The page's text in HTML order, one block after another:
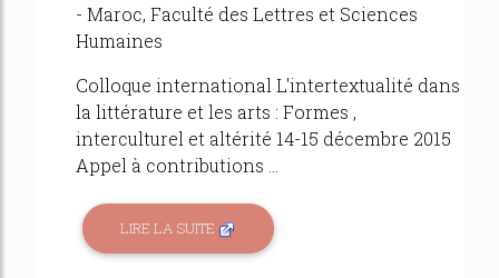
- Maroc, Faculté des Lettres et Sciences
Humaines
Colloque international L'intertextualité dans
la littérature et les arts : Formes ,
interculturel et altérité 14-15 décembre 2015
Appel à contributions ...
LIRE LA SUITE